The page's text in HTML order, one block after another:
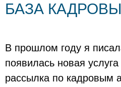
БАЗА
В прошлом году я
появилась новая
рассылка по кадровым